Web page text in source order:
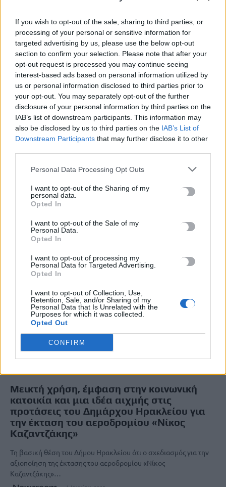
If you wish to opt-out of the sale, sharing to third parties, or
processing of your personal or sensitive information for
targeted advertising by us, please use the below opt-out
section to confirm your selection. Please note that after your
opt-out request is processed you may continue seeing
interest-based ads based on personal information utilized by
us or personal information disclosed to third parties prior to
your opt-out. You may separately opt-out of the further
disclosure of your personal information by third parties on the
IAB’s list of downstream participants. This information may
also be disclosed by us to third parties on the IAB’s List of
Downstream Participants that may further disclose it to other
Personal Data Processing Opt Outs
I want to opt-out of the Sharing of my
personal data.
Opted In
I want to opt-out of the Sale of my
Personal Data.
Opted In
I want to opt-out of processing my
Personal Data for Targeted Advertising.
Opted In
I want to opt-out of Collection, Use,
Retention, Sale, and/or Sharing of my
Personal Data that Is Unrelated with the
Purposes for which it was collected.
Opted Out
CONFIRM
ΚΡΗΤΗ
Ηράκλειο: Σε πρώτο πλάνο η υδροδότηση
από τον Αλμυρό
Σε προτεραιότητα θα τεθεί η αξιοποίηση των νερών του Αλμυρού
Newsroom 10 Σεπτεμβρίου, 2025
Μεικτή χρήση, έμφαση στην κοινωνική
κατοικία και μια ιδέα αιχμής στις
προτάσεις του Δημάρχου Ηρακλείου για
την έκταση του αεροδρομίου «Νίκος
Καζαντζάκης»
Τη βασική θέση του Δήμου Ηρακλείου ότι ο σχεδιασμός για την
αξιοποίηση της έκτασης του αεροδρομίου «Νίκος
Καζαντζάκης»…